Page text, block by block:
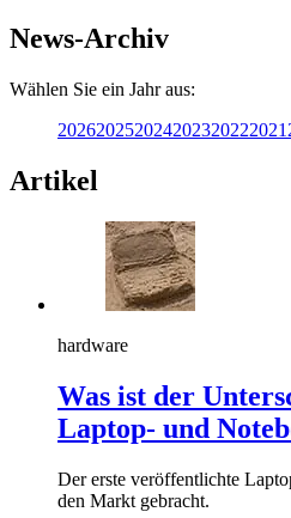
News-Archiv
Wählen Sie ein Jahr aus:
202620252024202320222021
Artikel
hardware
Was ist der
Laptop- und
Der erste veröffentlichte
den Markt gebracht.